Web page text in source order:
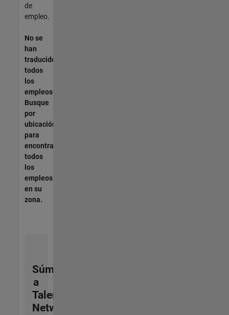
de
empleo.
No se
han
traducido
todos
los
empleos.
Busque
por
ubicación
para
encontrar
todos
los
empleos
en su
zona.
Súmese
a
Talent
Network